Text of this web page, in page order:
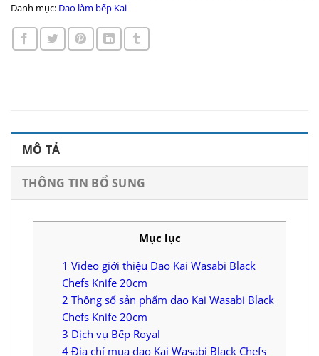
Danh mục: Dao làm bếp Kai
MÔ TẢ
THÔNG TIN BỔ SUNG
Mục lục
1 Video giới thiệu Dao Kai Wasabi Black
Chefs Knife 20cm
2 Thông số sản phẩm dao Kai Wasabi Black
Chefs Knife 20cm
3 Dịch vụ Bếp Royal
4 Địa chỉ mua dao Kai Wasabi Black Chefs